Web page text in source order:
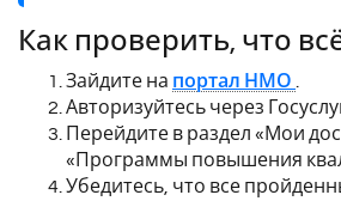
Как проверить, что
Зайдите на портал НМО
Авторизуйтесь через
Перейдите в раздел «Мои
«Программы повышения
Убедитесь, что все